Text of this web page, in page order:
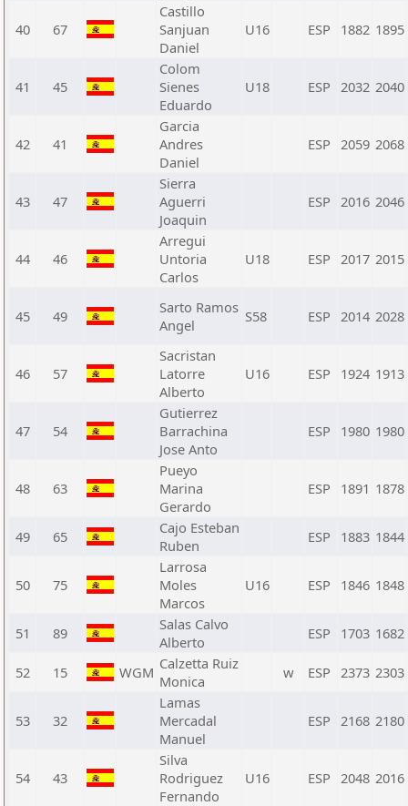
40 67
Castillo
Sanjuan
Daniel
U16 ESP 1882 1895
41 45
Colom
Sienes
Eduardo
U18 ESP 2032 2040
42 41
Garcia
Andres
Daniel
ESP 2059 2068
43 47
Sierra
Aguerri
Joaquin
ESP 2016 2046
44 46
Arregui
Untoria
Carlos
U18 ESP 2017 2015
45 49
Sarto Ramos
Angel
S58 ESP 2014 2028
46 57
Sacristan
Latorre
Alberto
U16 ESP 1924 1913
47 54
Gutierrez
Barrachina
Jose Anto
ESP 1980 1980
48 63
Pueyo
Marina
Gerardo
ESP 1891 1878
49 65
Cajo Esteban
Ruben
ESP 1883 1844
50 75
Larrosa
Moles
Marcos
U16 ESP 1846 1848
51 89
Salas Calvo
Alberto
ESP 1703 1682
52 15 WGM Calzetta Ruiz
Monica
w ESP 2373 2303
53 32
Lamas
Mercadal
Manuel
ESP 2168 2180
54 43
Silva
Rodriguez
Fernando
U16 ESP 2048 2016